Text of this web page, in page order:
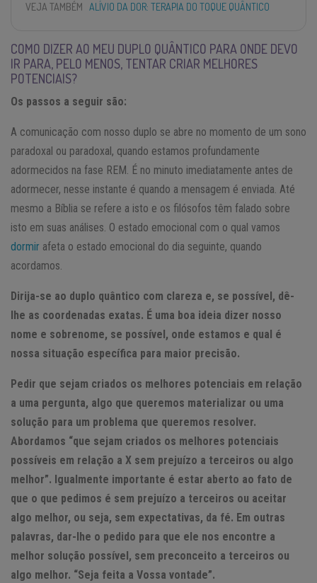
VEJA TAMBÉM ALÍVIO DA DOR: TERAPIA DO TOQUE QUÂNTICO
COMO DIZER AO MEU DUPLO QUÂNTICO PARA ONDE DEVO
IR PARA, PELO MENOS, TENTAR CRIAR MELHORES
POTENCIAIS?
Os passos a seguir são:
A comunicação com nosso duplo se abre no momento de um sono
paradoxal ou paradoxal, quando estamos profundamente
adormecidos na fase REM. É no minuto imediatamente antes de
adormecer, nesse instante é quando a mensagem é enviada. Até
mesmo a Bíblia se refere a isto e os filósofos têm falado sobre
isto em suas análises. O estado emocional com o qual vamos
dormir afeta o estado emocional do dia seguinte, quando
acordamos.
Dirija-se ao duplo quântico com clareza e, se possível, dê-
lhe as coordenadas exatas. É uma boa ideia dizer nosso
nome e sobrenome, se possível, onde estamos e qual é
nossa situação específica para maior precisão.
Pedir que sejam criados os melhores potenciais em relação
a uma pergunta, algo que queremos materializar ou uma
solução para um problema que queremos resolver.
Abordamos “que sejam criados os melhores potenciais
possíveis em relação a X sem prejuízo a terceiros ou algo
melhor”. Igualmente importante é estar aberto ao fato de
que o que pedimos é sem prejuízo a terceiros ou aceitar
algo melhor, ou seja, sem expectativas, da fé. Em outras
palavras, dar-lhe o pedido para que ele nos encontre a
melhor solução possível, sem preconceito a terceiros ou
algo melhor. “Seja feita a Vossa vontade”.